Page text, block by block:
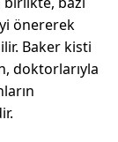
önererek
Baker kisti
doktorlarıyla